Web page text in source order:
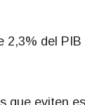
2,3% del
que eviten